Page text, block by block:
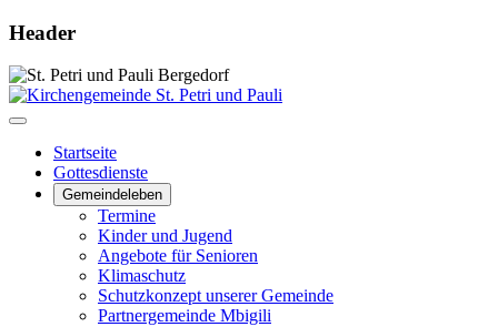
Header
Startseite
Gottesdienste
Gemeindeleben
Termine
Kinder und Jugend
Angebote für Senioren
Klimaschutz
Schutzkonzept unserer Gemeinde
Partnergemeinde Mbigili